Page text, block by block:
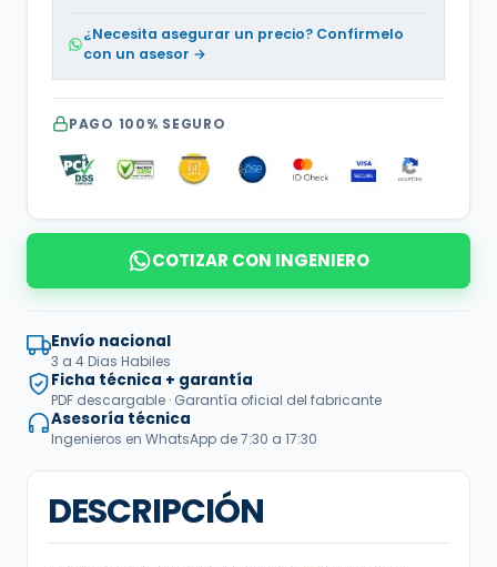
¿Necesita asegurar un precio? Confírmelo
con un asesor →
PAGO 100% SEGURO
COTIZAR CON INGENIERO
Envío nacional
3 a 4 Dias Habiles
Ficha técnica + garantía
PDF descargable · Garantía oficial del fabricante
Asesoría técnica
Ingenieros en WhatsApp de 7:30 a 17:30
DESCRIPCIÓN